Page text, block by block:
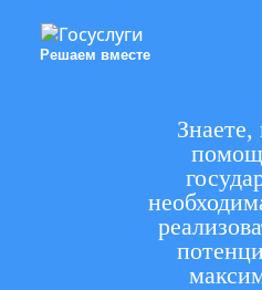
Решаем вместе
Знаете,